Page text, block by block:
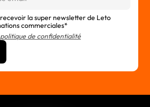
la super newsletter de Leto
commerciales*
de confidentialité